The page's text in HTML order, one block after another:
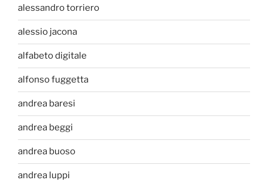
alessandro torriero
alessio jacona
alfabeto digitale
alfonso fuggetta
andrea baresi
andrea beggi
andrea buoso
andrea luppi